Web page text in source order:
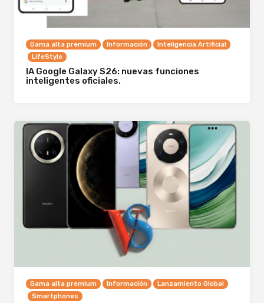
Gama alta premium Información
Inteligencia Artificial
LifeStyle
IA Google Galaxy S26: nuevas funciones
inteligentes oficiales.
Gama alta premium Información
Lanzamiento Global
Smartphones